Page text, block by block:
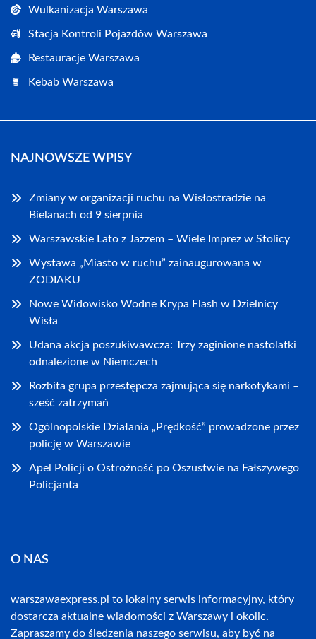
Wulkanizacja Warszawa
Stacja Kontroli Pojazdów Warszawa
Restauracje Warszawa
Kebab Warszawa
NAJNOWSZE WPISY
Zmiany w organizacji ruchu na Wisłostradzie na
Bielanach od 9 sierpnia
Warszawskie Lato z Jazzem – Wiele Imprez w Stolicy
Wystawa „Miasto w ruchu” zainaugurowana w
ZODIAKU
Nowe Widowisko Wodne Krypa Flash w Dzielnicy
Wisła
Udana akcja poszukiwawcza: Trzy zaginione nastolatki
odnalezione w Niemczech
Rozbita grupa przestępcza zajmująca się narkotykami –
sześć zatrzymań
Ogólnopolskie Działania „Prędkość” prowadzone przez
policję w Warszawie
Apel Policji o Ostrożność po Oszustwie na Fałszywego
Policjanta
O NAS
warszawaexpress.pl to lokalny serwis informacyjny, który
dostarcza aktualne wiadomości z Warszawy i okolic.
Zapraszamy do śledzenia naszego serwisu, aby być na